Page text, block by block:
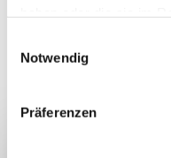
Notwendig
Präferenzen
WEITERE